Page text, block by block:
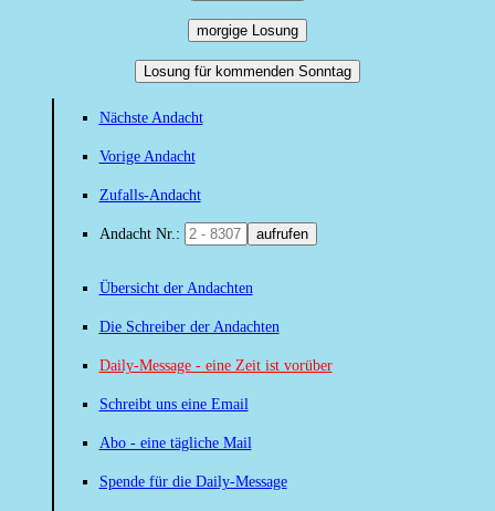
morgige Losung
Losung für kommenden Sonntag
Nächste Andacht
Vorige Andacht
Zufalls-Andacht
Andacht Nr.: aufrufen
Übersicht der Andachten
Die Schreiber der Andachten
Daily-Message - eine Zeit ist vorüber
Schreibt uns eine Email
Abo - eine tägliche Mail
Spende für die Daily-Message